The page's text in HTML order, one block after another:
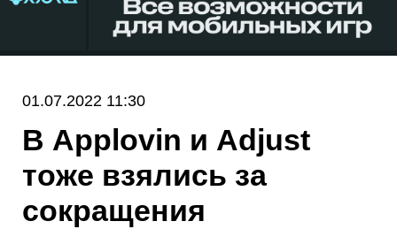
01.07.2022 11:30
В Applovin и Adjust
тоже взялись за
сокращения